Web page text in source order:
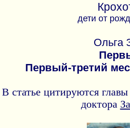
дети от
Ольга
Первый-третий
В статье цитируются
доктора